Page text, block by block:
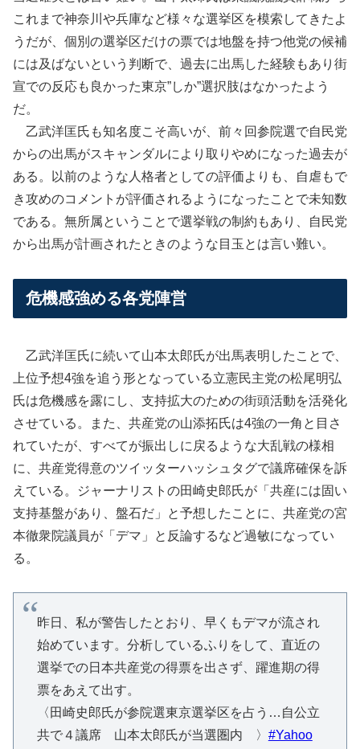
これまで神奈川や兵庫など様々な選挙区を模索してきたよ
うだが、個別の選挙区だけの票では地盤を持つ他党の候補
には及ばないという判断で、過去に出馬した経験もあり街
宣での反応も良かった東京”しか”選択肢はなかったよう
だ。
乙武洋匡氏も知名度こそ高いが、前々回参院選で自民党
からの出馬がスキャンダルにより取りやめになった過去が
ある。以前のような人格者としての評価よりも、自虐もで
き攻めのコメントが評価されるようになったことで未知数
である。無所属ということで選挙戦の制約もあり、自民党
から出馬が計画されたときのような目玉とは言い難い。
危機感強める各党陣営
乙武洋匡氏に続いて山本太郎氏が出馬表明したことで、
上位予想4強を追う形となっている立憲民主党の松尾明弘
氏は危機感を露にし、支持拡大のための街頭活動を活発化
させている。また、共産党の山添拓氏は4強の一角と目さ
れていたが、すべてが振出しに戻るような大乱戦の様相
に、共産党得意のツイッターハッシュタグで議席確保を訴
えている。ジャーナリストの田崎史郎氏が 「共産には固い
支持基盤があり、盤石だ 」と予想したことに、共産党の宮
本徹衆院議員が「デマ」と反論するなど過敏になってい
る。
昨日、私が警告したとおり、早くもデマが流され
始めています。分析しているふりをして、直近の
選挙での日本共産党の得票を出さず、躍進期の得
票をあえて出す。
〈田崎史郎氏が参院選東京選挙区を占う…自公立
共で４議席 山本太郎氏が当選圏内 〉 #Yahoo